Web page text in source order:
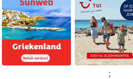
;